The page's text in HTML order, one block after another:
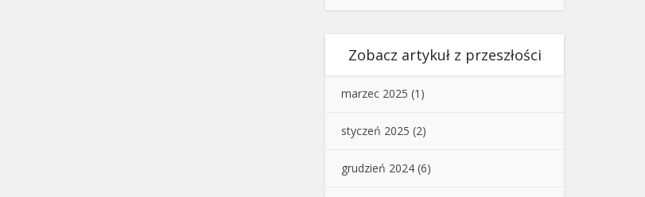
Zobacz artykuł z przeszłości
marzec 2025 (1)
styczeń 2025 (2)
grudzień 2024 (6)